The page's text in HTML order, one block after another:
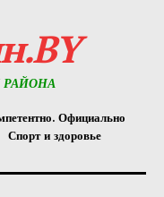
РАЙОНА
Официально
Спорт и здоровье